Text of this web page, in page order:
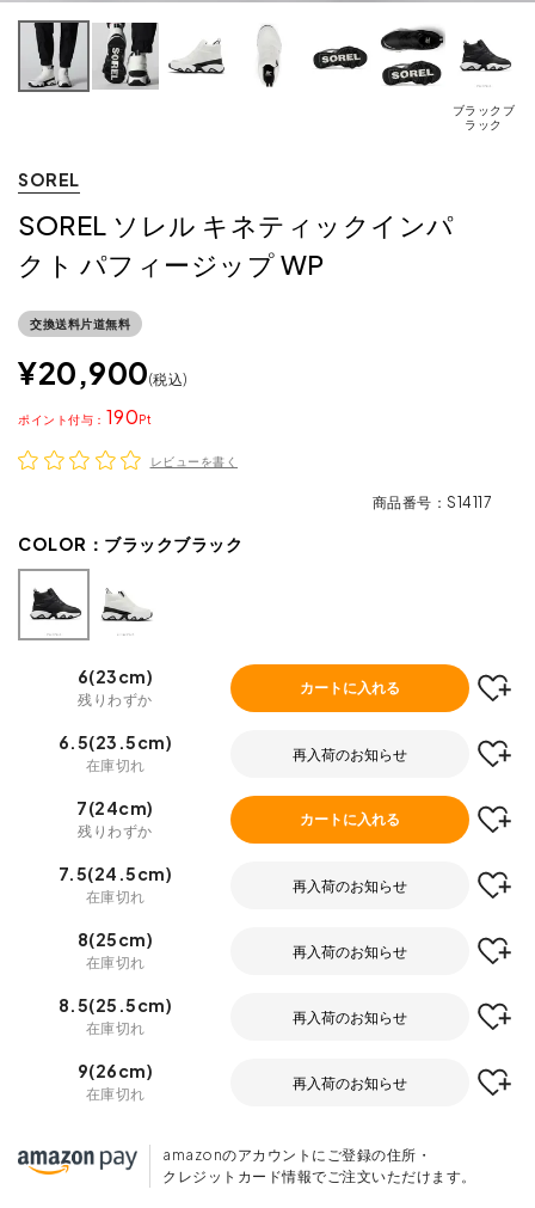
ブラックブ
ラック
SOREL
SOREL ソレル キネティックインパ
クト パフィージップ WP
交換送料片道無料
¥20,900 税込
190
ポイント
レビューを書く
商品番号 S14117
COLOR： ブラックブラック
6(23cm)
残りわずか
カートに入れる
6.5(23.5cm)
在庫切れ
再入荷のお知らせ
7(24cm)
残りわずか
カートに入れる
7.5(24.5cm)
在庫切れ
再入荷のお知らせ
8(25cm)
在庫切れ
再入荷のお知らせ
8.5(25.5cm)
在庫切れ
再入荷のお知らせ
9(26cm)
在庫切れ
再入荷のお知らせ
amazonのアカウントにご登録の住所・
クレジットカード情報でご注文いただけます。